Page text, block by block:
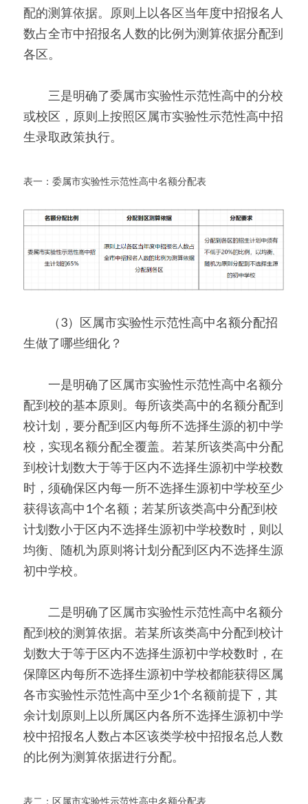
配的测算依据。原则上以各区当年度中招报名人
数占全市中招报名人数的比例为测算依据分配到
各区。
三是明确了委属市实验性示范性高中的分校
或校区，原则上按照区属市实验性示范性高中招
生录取政策执行。
表一：委属市实验性示范性高中名额分配表
（3）区属市实验性示范性高中名额分配招
生做了哪些细化？
一是明确了区属市实验性示范性高中名额分
配到校的基本原则。每所该类高中的名额分配到
校计划，要分配到区内每所不选择生源的初中学
校，实现名额分配全覆盖。若某所该类高中分配
到校计划数大于等于区内不选择生源初中学校数
时，须确保区内每一所不选择生源初中学校至少
获得该高中1个名额；若某所该类高中分配到校
计划数小于区内不选择生源初中学校数时，则以
均衡、随机为原则将计划分配到区内不选择生源
初中学校。
二是明确了区属市实验性示范性高中名额分
配到校的测算依据。若某所该类高中分配到校计
划数大于等于区内不选择生源初中学校数时，在
保障区内每所不选择生源初中学校都能获得区属
各市实验性示范性高中至少1个名额前提下，其
余计划原则上以所属区内各所不选择生源初中学
校中招报名人数占本区该类学校中招报名总人数
的比例为测算依据进行分配。
表二：区属市实验性示范性高中名额分配表